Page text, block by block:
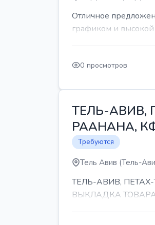
Отличное
графиком и высокой
0 просмотров
ТЕЛЬ-АВИВ,
РААНАНА,
Требуются
Тель Авив (Тель-
ТЕЛЬ-АВИВ,
ВЫКЛАДКА ТОВАРА